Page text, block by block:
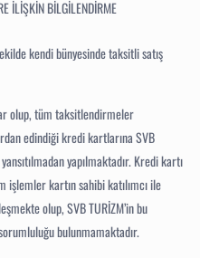
İLİŞKİN BİLGİLENDİRME
kendi bünyesinde taksitli satış
olup, tüm taksitlendirmeler
edindiği kredi kartlarına SVB
yapılmaktadır. Kredi kartı
işlemler kartın sahibi katılımcı ile
olup, SVB TURİZM’in bu
bulunmamaktadır.